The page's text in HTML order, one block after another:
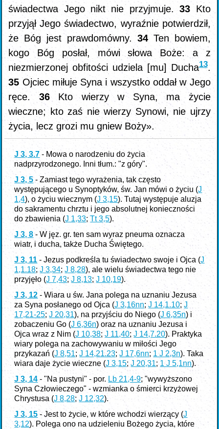
świadectwa Jego nikt nie przyjmuje.33 Kto
przyjął Jego świadectwo, wyraźnie potwierdził,
że Bóg jest prawdomówny. 34 Ten bowiem,
kogo Bóg posłał, mówi słowa Boże: a z
niezmierzonej obfitości udziela [mu] Ducha13.
35 Ojciec miłuje Syna i wszystko oddał w Jego
ręce. 36 Kto wierzy w Syna, ma życie
wieczne; kto zaś nie wierzy Synowi, nie ujrzy
życia, lecz grozi mu gniew Boży».
J 3, 3.7 - Mowa o narodzeniu do życia
nadprzyrodzonego. Inni tłum.: "z góry".
J 3, 5 - Zamiast tego wyrażenia, tak często
występującego u Synoptyków, św. Jan mówi o życiu (J
1,4), o życiu wiecznym (J 3,15). Tutaj występuje aluzja
do sakramentu chrztu i jego absolutnej konieczności
do zbawienia (J 1,33;Tt 3,5).
J 3, 8 - W jęz. gr. ten sam wyraz pneuma oznacza
wiatr, i ducha, także Ducha Świętego.
J 3, 11 - Jezus podkreśla tu świadectwo swoje i Ojca (J
1,1.18;J 3,34;J 8,28), ale wielu świadectwa tego nie
przyjęło (J 7,43;J 8,13;J 10,19).
J 3, 12 - Wiara u św. Jana polega na uznaniu Jezusa
za Syna posłanego od Ojca (J 3,16nn;J 14,1.10;J
17,21-25;J 20,31), na przyjściu do Niego (J 6,35n) i
zobaczeniu Go (J 6,36n) oraz na uznaniu Jezusa i
Ojca wraz z Nim (J 10,38;J 11,40;J 14,7.20). Praktyka
wiary polega na zachowywaniu w miłości Jego
przykazań (J 8,51;J 14,21.23;J 17,6nn; 1 J 2,3n). Taka
wiara daje życie wieczne (J 3,15;J 20,31; 1 J 5,1nn).
J 3, 14 - "Na pustyni" - por. Lb 21,4-9; "wywyższono
Syna Człowieczego" - wzmianka o śmierci krzyżowej
Chrystusa (J 8,28;J 12,32).
J 3, 15 - Jest to życie, w które wchodzi wierzący (J
3,12). Polega ono na udzieleniu Bożego życia, które